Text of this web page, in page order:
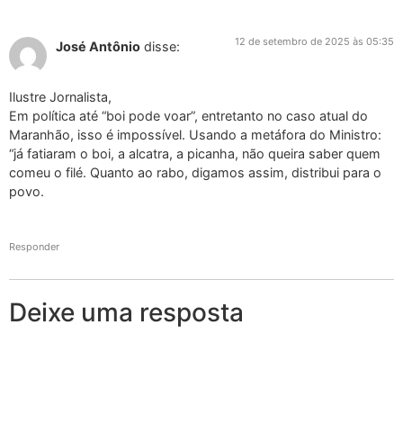
José Antônio disse: 12 de setembro de 2025 às 05:35
Ilustre Jornalista,
Em política até “boi pode voar”, entretanto no caso atual do
Maranhão, isso é impossível. Usando a metáfora do Ministro:
“já fatiaram o boi, a alcatra, a picanha, não queira saber quem
comeu o filé. Quanto ao rabo, digamos assim, distribui para o
povo.
Responder
Deixe uma resposta